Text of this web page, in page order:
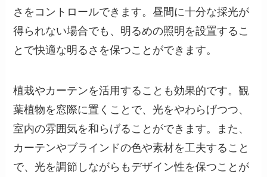
さをコントロールできます。昼間に十分な採光が
得られない場合でも、明るめの照明を設置するこ
とで快適な明るさを保つことができます。
植栽やカーテンを活用することも効果的です。観
葉植物を窓際に置くことで、光をやわらげつつ、
室内の雰囲気を和らげることができます。また、
カーテンやブラインドの色や素材を工夫すること
で、光を調節しながらもデザイン性を保つことが